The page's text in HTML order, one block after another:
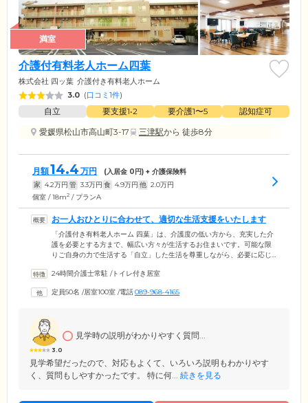
満室
介護付有料老人ホーム四葉
株式会社 四ッ葉 介護付き有料老人ホーム
3.0 (口コミ1件)
自立 要支援1•2 要介護1〜5
認知症可
愛媛県松山市高山町3-17
三津駅から 徒歩8分
月額14.4 万円 (入居金 0円) + 介護保険料
家 4.2万円 管 3.3万円 食 4.9万円 他 2.0万円
個室 / 18m2 / プランA
お一人おひとりに合わせて、適切な生活支援をいたします
「介護付き有料老人ホーム 四葉」は、介護度の低い方から、充実した介
護を必要とする方まで、幅広い方々が生活するお住まいです。可能な限
りご自身の力で生活する「自立」した生活を尊重しながら、必要に応じ
も、適切に支援いたします。ご入居者様それぞれのお部屋は、プライバ
のお時間を快適にお過ごしいただけます。また、ご入居のみなさまが集
24時間介護士常駐 /トイレ付き居室
定員50名 /居室100室 /電話089-968-4165
3.0
見学時の説明がわかりやすく質問...
見学希望だったので、対応もよくて、いろいろ説明もわかりやす
く、質問もしやすかったです。 特に何... 続きを見る